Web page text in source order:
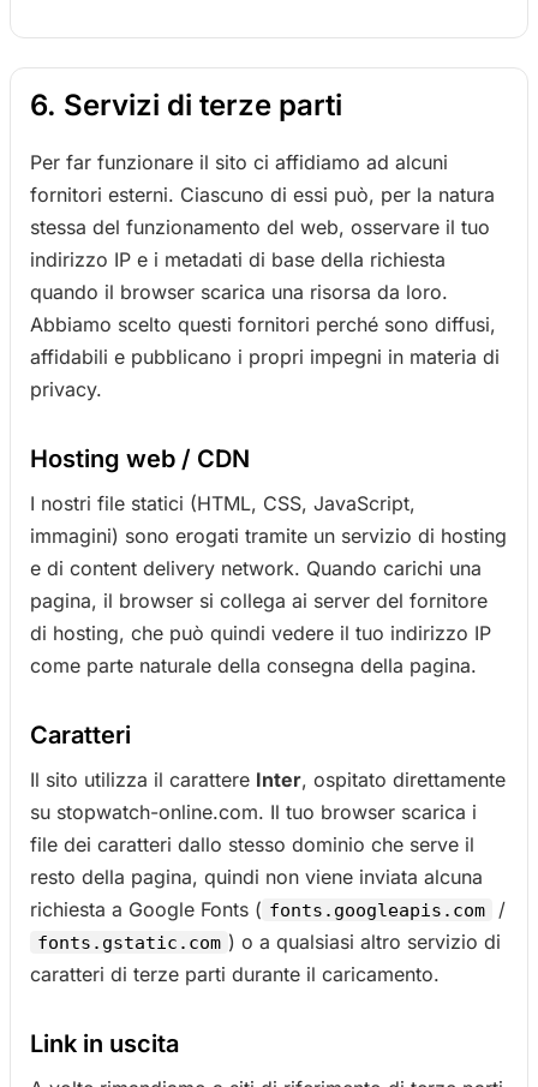
6. Servizi di terze parti
Per far funzionare il sito ci affidiamo ad alcuni
fornitori esterni. Ciascuno di essi può, per la natura
stessa del funzionamento del web, osservare il tuo
indirizzo IP e i metadati di base della richiesta
quando il browser scarica una risorsa da loro.
Abbiamo scelto questi fornitori perché sono diffusi,
affidabili e pubblicano i propri impegni in materia di
privacy.
Hosting web / CDN
I nostri file statici (HTML, CSS, JavaScript,
immagini) sono erogati tramite un servizio di hosting
e di content delivery network. Quando carichi una
pagina, il browser si collega ai server del fornitore
di hosting, che può quindi vedere il tuo indirizzo IP
come parte naturale della consegna della pagina.
Caratteri
Il sito utilizza il carattere Inter, ospitato direttamente
su stopwatch-online.com. Il tuo browser scarica i
file dei caratteri dallo stesso dominio che serve il
resto della pagina, quindi non viene inviata alcuna
richiesta a Google Fonts ( fonts.googleapis.com /
fonts.gstatic.com ) o a qualsiasi altro servizio di
caratteri di terze parti durante il caricamento.
Link in uscita